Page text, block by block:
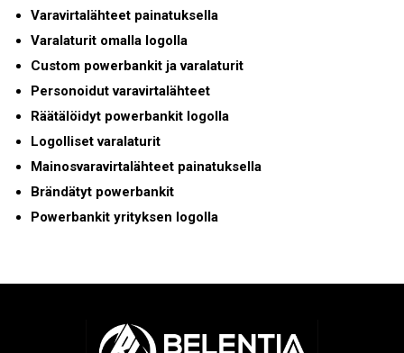
Varavirtalähteet painatuksella
Varalaturit omalla logolla
Custom powerbankit ja varalaturit
Personoidut varavirtalähteet
Räätälöidyt powerbankit logolla
Logolliset varalaturit
Mainosvaravirtalähteet painatuksella
Brändätyt powerbankit
Powerbankit yrityksen logolla